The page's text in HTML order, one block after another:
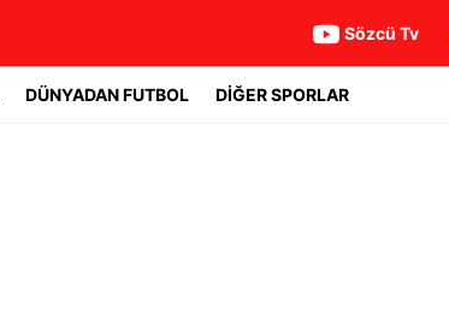
Sözcü Tv
DÜNYADAN FUTBOL DİĞER SPORLAR